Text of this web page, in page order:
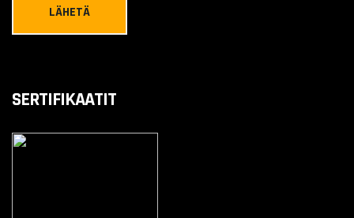
SERTIFIKAATIT